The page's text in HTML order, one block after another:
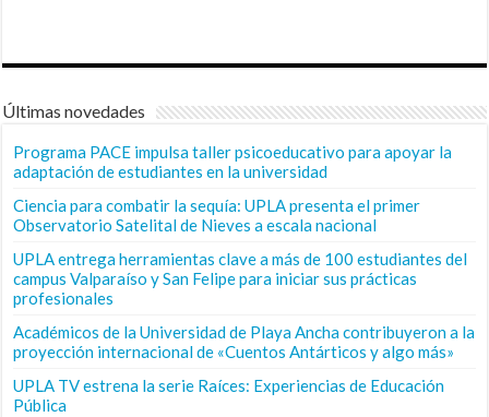
Últimas novedades
Programa PACE impulsa taller psicoeducativo para apoyar la
adaptación de estudiantes en la universidad
Ciencia para combatir la sequía: UPLA presenta el primer
Observatorio Satelital de Nieves a escala nacional
UPLA entrega herramientas clave a más de 100 estudiantes del
campus Valparaíso y San Felipe para iniciar sus prácticas
profesionales
Académicos de la Universidad de Playa Ancha contribuyeron a la
proyección internacional de «Cuentos Antárticos y algo más»
UPLA TV estrena la serie Raíces: Experiencias de Educación
Pública